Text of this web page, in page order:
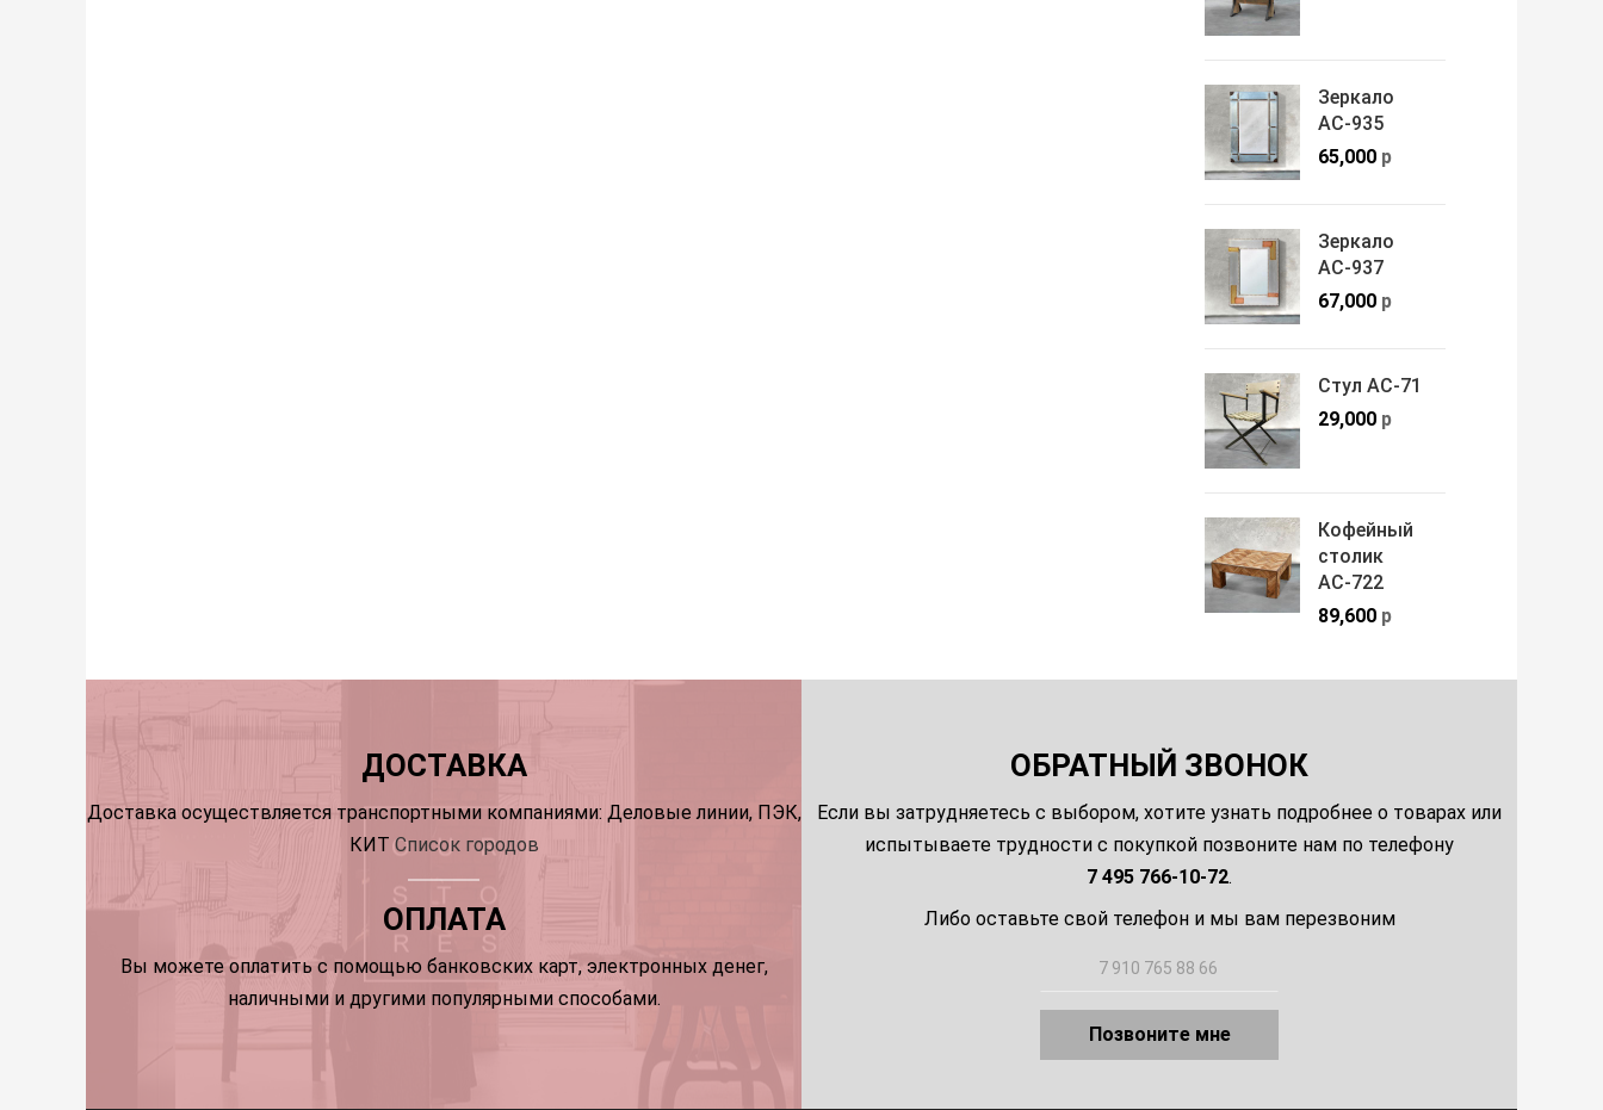
Зеркало
АС-935
65,000р
Зеркало
АС-937
67,000р
Стул АС-71
29,000р
Кофейный
столик
АС-722
89,600р
ДОСТАВКА
Доставка осуществляется транспортными компаниями: Деловые линии, ПЭК,
КИТСписок городов
ОПЛАТА
Вы можете оплатить с помощью банковских карт, электронных денег,
наличными и другими популярными способами.
ОБРАТНЫЙ ЗВОНОК
Если вы затрудняетесь с выбором, хотите узнать подробнее о товарах или
испытываете трудности с покупкой позвоните нам по телефону
7 495 766-10-72.
Либо оставьте свой телефон и мы вам перезвоним
Позвоните мне